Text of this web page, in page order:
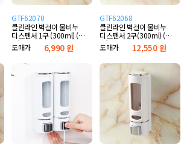
GTF62070
클린라인 벽걸이 물비누
디스펜서 1구 (300ml) (실
버)
도매가 6,990 원
GTF62068
클린라인 벽걸이 물비누
디스펜서 2구(300ml) (블
랙)
도매가 12,550 원